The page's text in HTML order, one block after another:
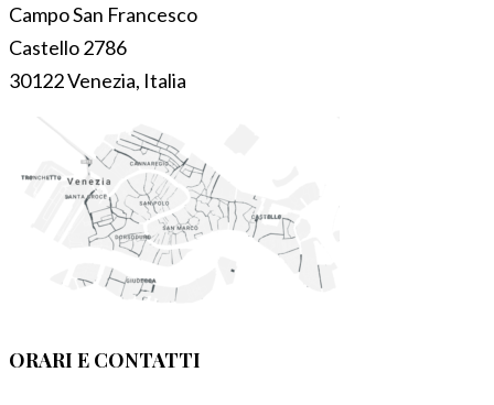
Campo San Francesco
Castello 2786
30122 Venezia, Italia
ORARI E CONTATTI